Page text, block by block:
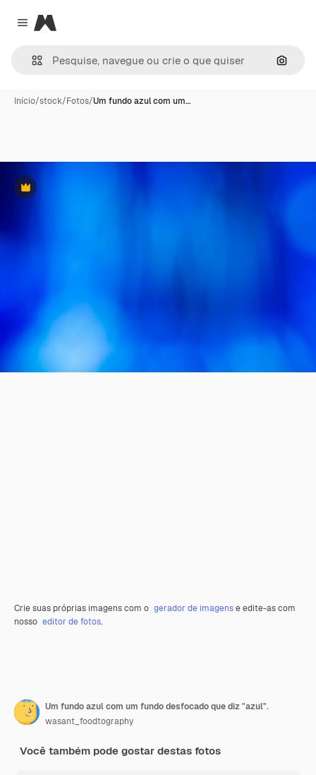
Close menu
Magnific
Início/stock/Fotos/Um fundo azul com um…
Premium
Crie suas próprias imagens com o gerador de imagense edite-as com
nosso editor de fotos.
Um fundo azul com um fundo desfocado que diz "azul".
wasant_foodtography
Você também pode gostar destas fotos